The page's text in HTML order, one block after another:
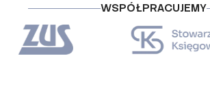
WSPÓŁPRACUJEMY